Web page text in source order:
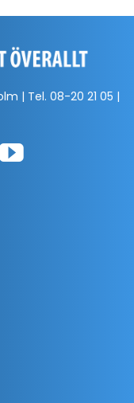
| Tel. 08-20 21 05 |